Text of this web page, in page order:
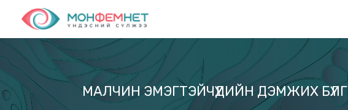
МАЛЧИН ЭМЭГТЭЙЧҮҮДИЙН ДЭМЖИХ